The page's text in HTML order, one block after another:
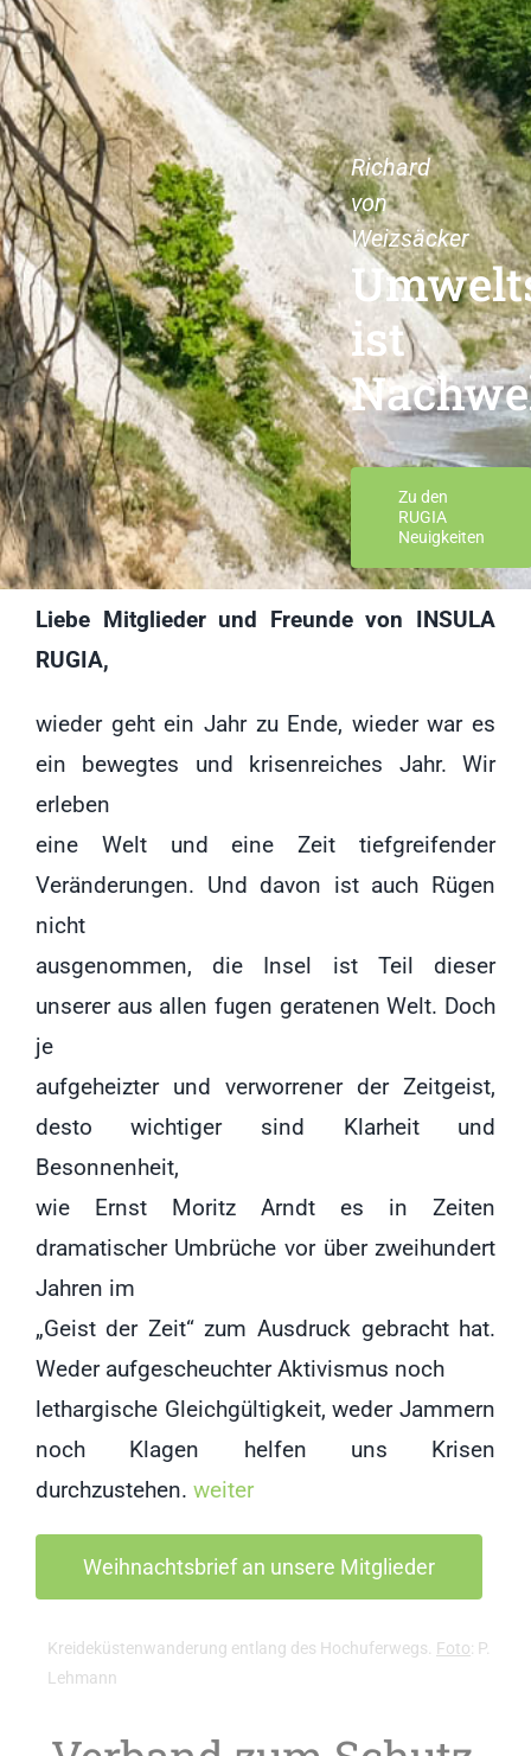
Richard
von
Weizsäcker
ist
Zu den
RUGIA
Neuigkeiten
Liebe Mitglieder und Freunde von INSULA
RUGIA,
wieder geht ein Jahr zu Ende, wieder war es
ein bewegtes und krisenreiches Jahr. Wir
erleben
eine Welt und eine Zeit tiefgreifender
Veränderungen. Und davon ist auch Rügen
nicht
ausgenommen, die Insel ist Teil dieser
unserer aus allen fugen geratenen Welt. Doch
je
aufgeheizter und verworrener der Zeitgeist,
desto wichtiger sind Klarheit und
Besonnenheit,
wie Ernst Moritz Arndt es in Zeiten
dramatischer Umbrüche vor über zweihundert
Jahren im
„Geist der Zeit“ zum Ausdruck gebracht hat.
Weder aufgescheuchter Aktivismus noch
lethargische Gleichgültigkeit, weder Jammern
noch Klagen helfen uns Krisen
durchzustehen. weiter
Weihnachtsbrief an unsere Mitglieder
Kreideküstenwanderung entlang des Hochuferwegs. Foto: P.
Lehmann